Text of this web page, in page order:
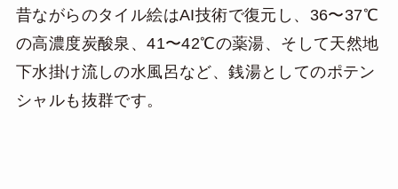
昔ながらのタイル絵はAI技術で復元し、36〜37℃
の高濃度炭酸泉、41〜42℃の薬湯、そして天然地
下水掛け流しの水風呂など、銭湯としてのポテン
シャルも抜群です。